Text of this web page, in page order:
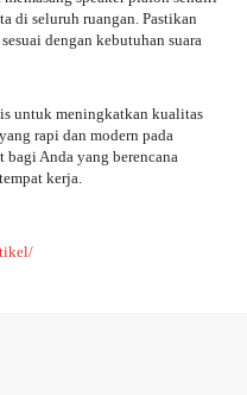
di seluruh ruangan. Pastikan
dengan kebutuhan suara
untuk meningkatkan kualitas
rapi dan modern pada
bagi Anda yang berencana
kerja.